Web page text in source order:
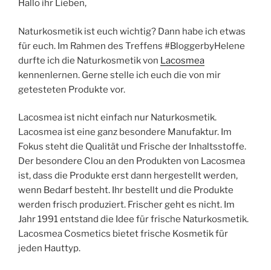
Hallo ihr Lieben,
Naturkosmetik ist euch wichtig? Dann habe ich etwas
für euch. Im Rahmen des Treffens #BloggerbyHelene
durfte ich die Naturkosmetik von Lacosmea
kennenlernen. Gerne stelle ich euch die von mir
getesteten Produkte vor.
Lacosmea ist nicht einfach nur Naturkosmetik.
Lacosmea ist eine ganz besondere Manufaktur. Im
Fokus steht die Qualität und Frische der Inhaltsstoffe.
Der besondere Clou an den Produkten von Lacosmea
ist, dass die Produkte erst dann hergestellt werden,
wenn Bedarf besteht. Ihr bestellt und die Produkte
werden frisch produziert. Frischer geht es nicht. Im
Jahr 1991 entstand die Idee für frische Naturkosmetik.
Lacosmea Cosmetics bietet frische Kosmetik für
jeden Hauttyp.